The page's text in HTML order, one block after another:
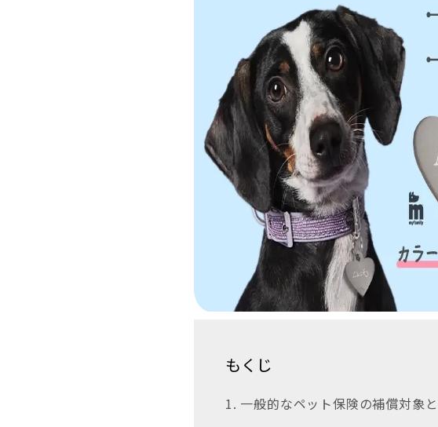
もくじ
1. 一般的なペット保険の補償対象